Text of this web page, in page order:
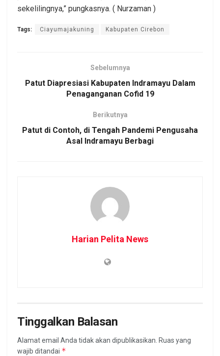
sekelilingnya,” pungkasnya. ( Nurzaman )
Tags: Ciayumajakuning Kabupaten Cirebon
Sebelumnya
Patut Diapresiasi Kabupaten Indramayu Dalam
Penaganganan Cofid 19
Berikutnya
Patut di Contoh, di Tengah Pandemi Pengusaha
Asal Indramayu Berbagi
Harian Pelita News
Tinggalkan Balasan
Alamat email Anda tidak akan dipublikasikan. Ruas yang
wajib ditandai *